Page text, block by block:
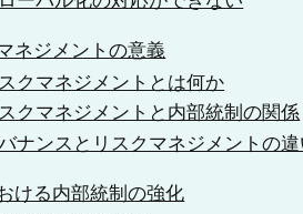
ネジメントの意義
クマネジメントとは何か
クマネジメントと内部統制の関係
ナンスとリスクマネジメントの
ける内部統制の強化